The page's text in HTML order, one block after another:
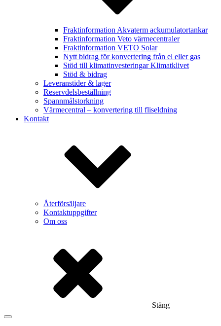
Fraktinformation Akvaterm ackumulatortankar
Fraktinformation Veto värmecentraler
Fraktinformation VETO Solar
Nytt bidrag för konvertering från el eller gas
Stöd till klimatinvesteringar Klimatklivet
Stöd & bidrag
Leveranstider & lager
Reservdelsbeställning
Spannmålstorkning
Värmecentral – konvertering till fliseldning
Kontakt
Återförsäljare
Kontaktuppgifter
Om oss
Stäng